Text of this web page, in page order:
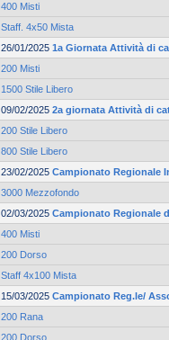
400 Misti
Staff. 4x50 Mista
26/01/2025 1a Giornata Attività di
200 Misti
1500 Stile Libero
09/02/2025 2a giornata Attività di
200 Stile Libero
800 Stile Libero
23/02/2025 Campionato Regionale
3000 Mezzofondo
02/03/2025 Campionato Regionale
400 Misti
200 Dorso
Staff 4x100 Mista
15/03/2025 Campionato Reg.le/
200 Rana
200 Dorso